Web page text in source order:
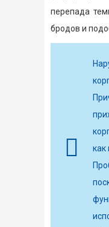
перепада
бродов и
как